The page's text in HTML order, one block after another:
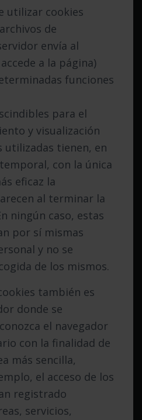
utilizar cookies
de
envía al
a la página)
funciones
para el
y visualización
utilizadas tienen, en
con la única
eficaz la
al terminar la
ningún caso, estas
por sí mismas
y no se
de los mismos.
también es
donde se
el navegador
con la finalidad de
más sencilla,
el acceso de los
registrado
servicios,